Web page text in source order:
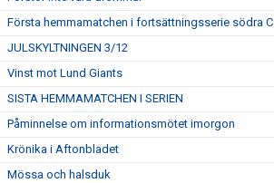
Första hemmamatchen i fortsättningsserie södra C
JULSKYLTNINGEN 3/12
Vinst mot Lund Giants
SISTA HEMMAMATCHEN I SERIEN
Påminnelse om informationsmötet imorgon
Krönika i Aftonbladet
Mössa och halsduk